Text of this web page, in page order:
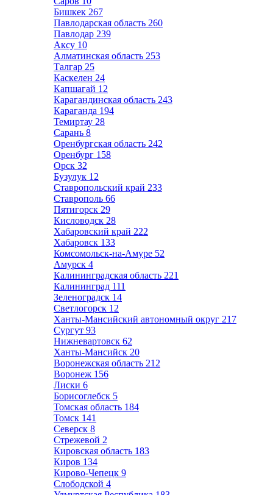
Бишкек 267
Павлодарская область 260
Павлодар 239
Аксу 10
Алматинская область 253
Талгар 25
Каскелен 24
Капшагай 12
Карагандинская область 243
Караганда 194
Темиртау 28
Сарань 8
Оренбургская область 242
Оренбург 158
Орск 32
Бузулук 12
Ставропольский край 233
Ставрополь 66
Пятигорск 29
Кисловодск 28
Хабаровский край 222
Хабаровск 133
Комсомольск-на-Амуре 52
Амурск 4
Калининградская область 221
Калининград 111
Зеленоградск 14
Светлогорск 12
Ханты-Мансийский автономный округ 217
Сургут 93
Нижневартовск 62
Ханты-Мансийск 20
Воронежская область 212
Воронеж 156
Лиски 6
Борисоглебск 5
Томская область 184
Томск 141
Северск 8
Стрежевой 2
Кировская область 183
Киров 134
Кирово-Чепецк 9
Слободской 4